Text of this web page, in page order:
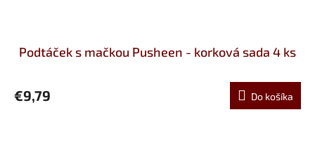
Podtáček s mačkou Pusheen - korková sada 4 ks
€9,79 Do košíka